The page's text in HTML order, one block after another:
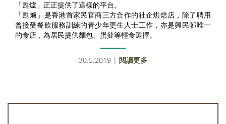
「甦爐」正正提供了這樣的平台。
「甦爐」是香港首家民官商三方合作的社企烘焙店，除了聘用
曾接受餐飲服務訓練的青少年更生人士工作，亦是興民邨唯一
的食店，為居民提供麵包、蛋撻等輕食選擇。
30.5.2019 | 閱讀更多